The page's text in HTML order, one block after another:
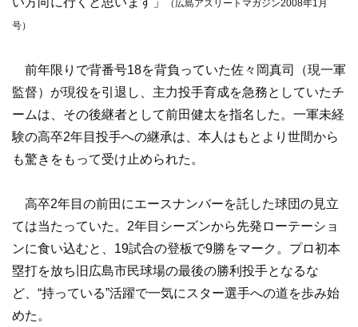
（広島アスリートマガジン2008年1月
号）
前年限りで背番号18を背負っていた佐々岡真司（現一軍
監督）が現役を引退し、主力投手育成を急務としていたチ
ームは、その後継者として前田健太を指名した。一軍未経
験の高卒2年目投手への継承は、本人はもとより世間から
も驚きをもって受け止められた。
高卒2年目の前田にエースナンバーを託した球団の見立
ては当たっていた。2年目シーズンから先発ローテーショ
ンに食い込むと、19試合の登板で9勝をマーク。プロ初本
塁打を放ち旧広島市民球場の最後の勝利投手となるな
ど、“持っている”活躍で一気にスター選手への道を歩み始
めた。